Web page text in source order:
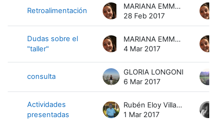
Retroalimentación
MARIANA EMMA Y GOTTERO
28 Feb 2017
Dudas sobre el
"taller"
MARIANA EMMA Y GOTTERO
4 Mar 2017
consulta
GLORIA LONGONI
6 Mar 2017
Actividades
presentadas
Rubén Eloy Villafañe
1 Mar 2017